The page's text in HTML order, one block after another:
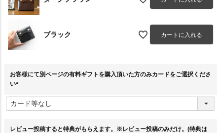
ブラック カートに入れる
お客様にて別ページの有料ギフトを購入頂いた方のみカードをご選択くださ
い
必
須
レビュー投稿すると特典がもらえます。※レビュー投稿のみだけ。(特典は